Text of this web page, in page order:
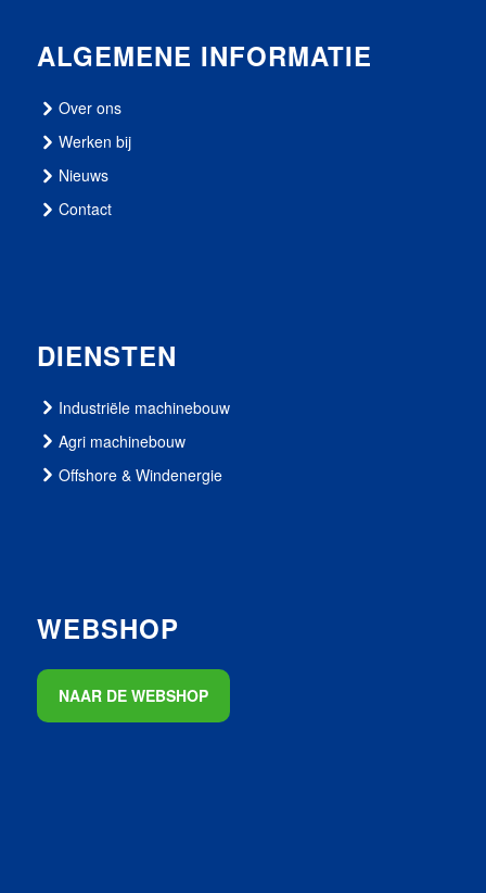
ALGEMENE INFORMATIE
Over ons
Werken bij
Nieuws
Contact
DIENSTEN
Industriële machinebouw
Agri machinebouw
Offshore & Windenergie
WEBSHOP
NAAR DE WEBSHOP